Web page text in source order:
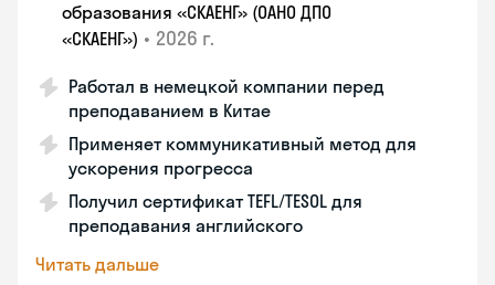
образования «СКАЕНГ» (ОАНО ДПО
«СКАЕНГ») • 2026 г.
Работал в немецкой компании перед
преподаванием в Китае
Применяет коммуникативный метод для
ускорения прогресса
Получил сертификат TEFL/TESOL для
преподавания английского
Читать дальше